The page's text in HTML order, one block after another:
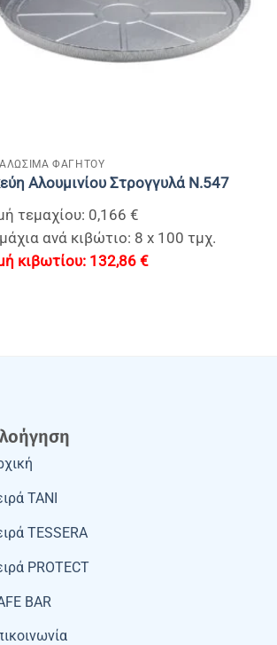
ΦΑΓΗΤΟΥ
Αλουμινίου Στρογγυλά Ν.547
τεμαχίου: 0,166 €
ανά κιβώτιο: 8 x 100 τμχ.
132,86 €
TANI
TESSERA
PROTECT
BAR